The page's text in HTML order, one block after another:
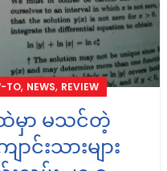
TO, NEWS, REVIEW
မှာ မသင်တဲ့
င်းသားများ